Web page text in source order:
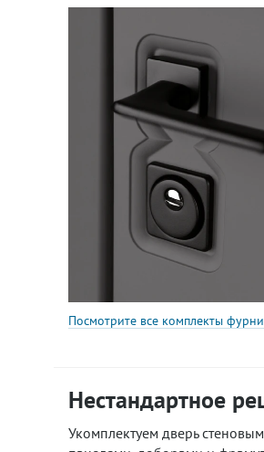
Посмотрите все комплекты
Нестандартное
Укомплектуем дверь